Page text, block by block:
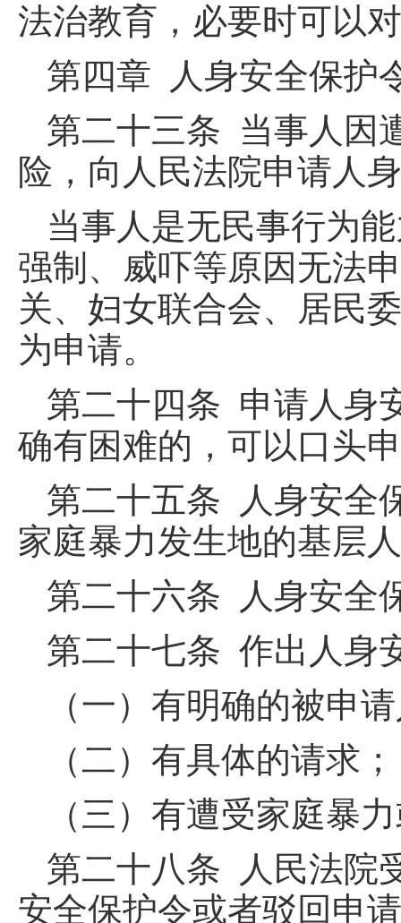
法治教育，必要时可以
第四章 人身安全保护
第二十三条 当事人因
险，向人民法院申请人
当事人是无民事行为
强制、威吓等原因无法
关、妇女联合会、居民
为申请。
第二十四条 申请人身
确有困难的，可以口头
第二十五条 人身安全
家庭暴力发生地的基层
第二十六条 人身安全
第二十七条 作出人身
（一）有明确的被申
（二）有具体的请求；
（三）有遭受家庭暴
第二十八条 人民法院
安全保护令或者驳回申